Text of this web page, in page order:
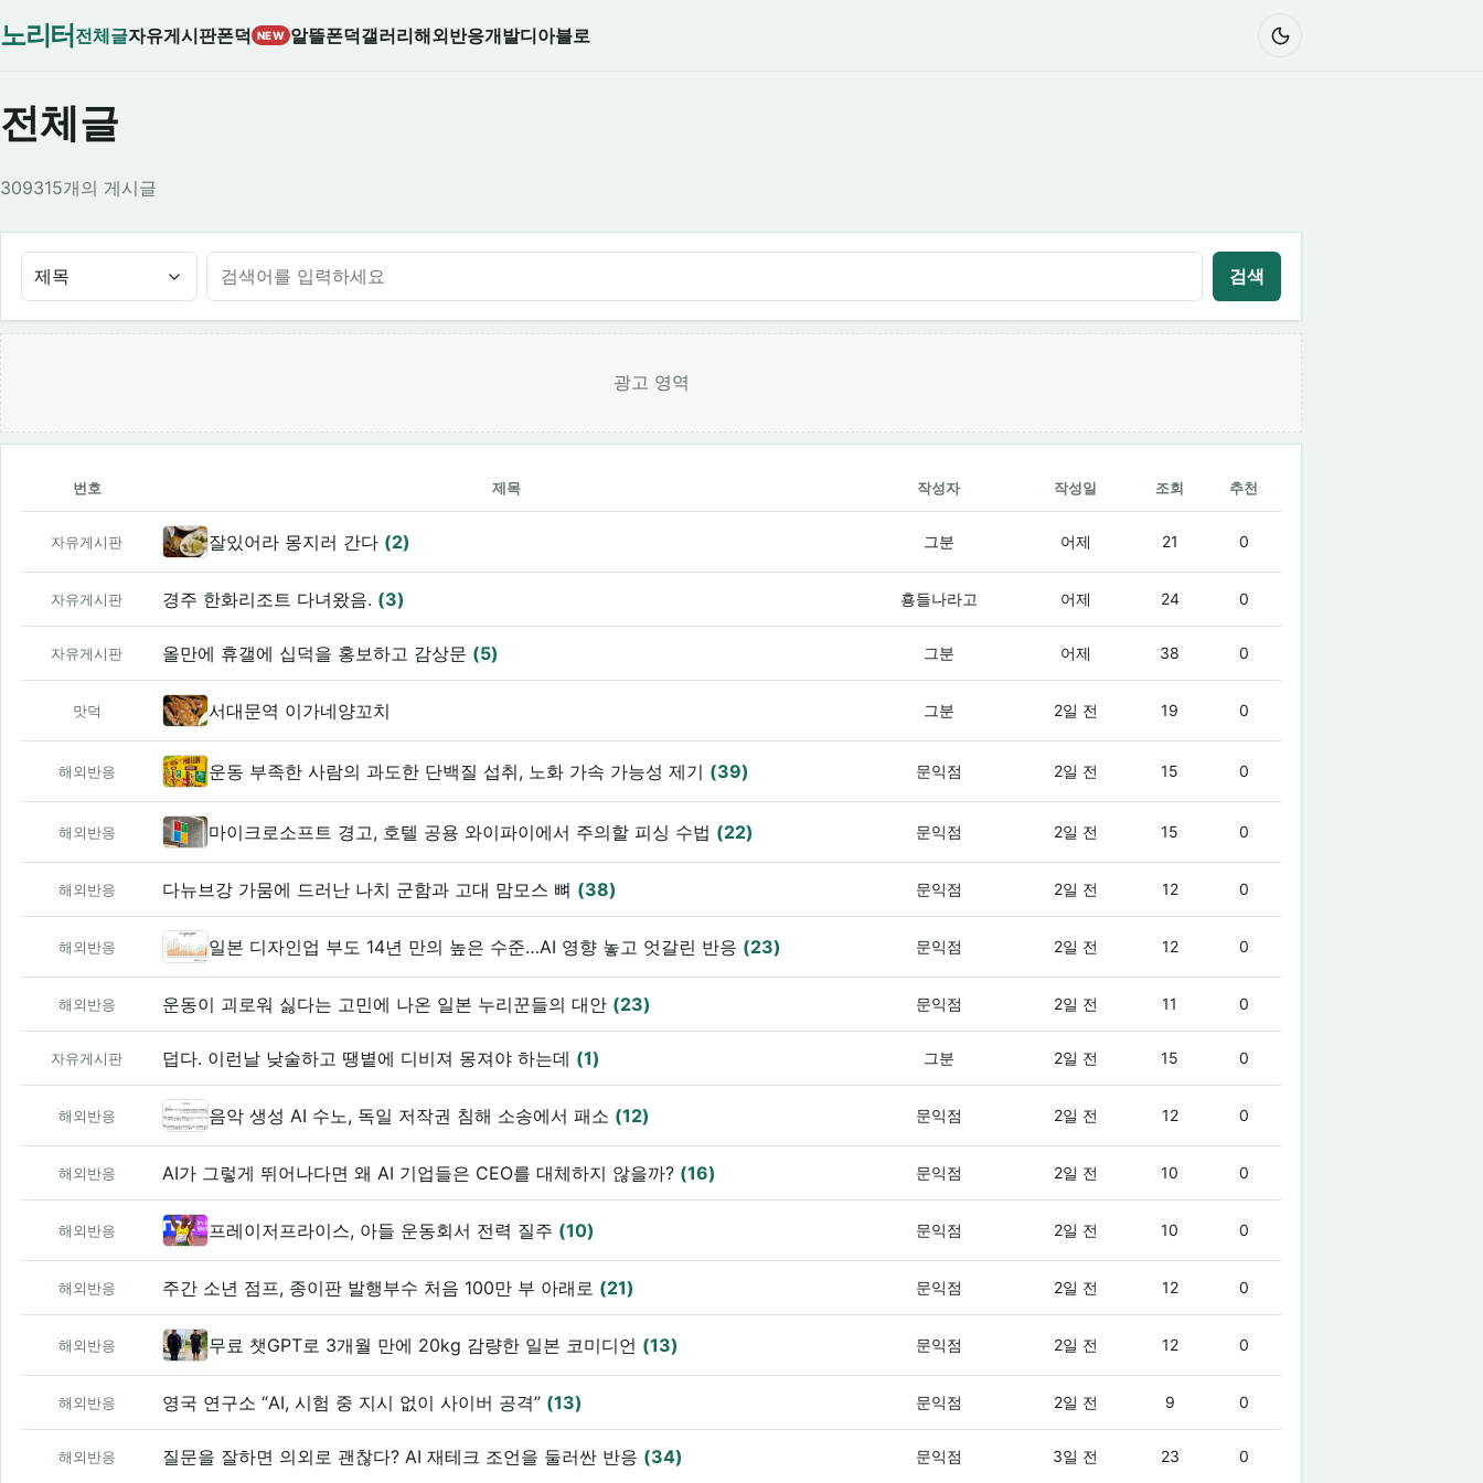
노리터 전체글자유게시판폰덕 NEW 알뜰폰덕갤러리해외반응개발디아블로
전체글
309315개의 게시글
제목 검색
광고 영역
번호 제목 작성자 작성일 조회 추천
자유게시판 잘있어라 몽지러 간다 (2) 그분 어제 21 0
자유게시판 경주 한화리조트 다녀왔음. (3) 횽들나라고 어제 24 0
자유게시판 올만에 휴갤에 십덕을 홍보하고 감상문 (5) 그분 어제 38 0
맛덕 서대문역 이가네양꼬치 그분 2일 전 19 0
해외반응 운동 부족한 사람의 과도한 단백질 섭취, 노화 가속 가능성 제기 (39) 문익점 2일 전 15 0
해외반응 마이크로소프트 경고, 호텔 공용 와이파이에서 주의할 피싱 수법 (22) 문익점 2일 전 15 0
해외반응 다뉴브강 가뭄에 드러난 나치 군함과 고대 맘모스 뼈 (38) 문익점 2일 전 12 0
해외반응 일본 디자인업 부도 14년 만의 높은 수준…AI 영향 놓고 엇갈린 반응 (23) 문익점 2일 전 12 0
해외반응 운동이 괴로워 싫다는 고민에 나온 일본 누리꾼들의 대안 (23) 문익점 2일 전 11 0
자유게시판 덥다. 이런날 낮술하고 땡볕에 디비져 몽져야 하는데 (1) 그분 2일 전 15 0
해외반응 음악 생성 AI 수노, 독일 저작권 침해 소송에서 패소 (12) 문익점 2일 전 12 0
해외반응 AI가 그렇게 뛰어나다면 왜 AI 기업들은 CEO를 대체하지 않을까? (16) 문익점 2일 전 10 0
해외반응 프레이저프라이스, 아들 운동회서 전력 질주 (10) 문익점 2일 전 10 0
해외반응 주간 소년 점프, 종이판 발행부수 처음 100만 부 아래로 (21) 문익점 2일 전 12 0
해외반응 무료 챗GPT로 3개월 만에 20kg 감량한 일본 코미디언 (13) 문익점 2일 전 12 0
해외반응 영국 연구소 “AI, 시험 중 지시 없이 사이버 공격” (13) 문익점 2일 전 9 0
해외반응 질문을 잘하면 의외로 괜찮다? AI 재테크 조언을 둘러싼 반응 (34) 문익점 3일 전 23 0